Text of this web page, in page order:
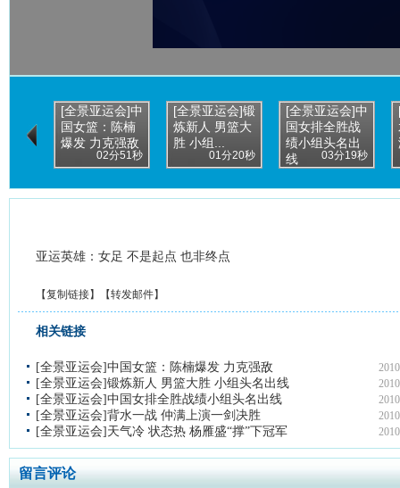
[全景亚运会]中
国女篮：陈楠
爆发 力克强敌
02分51秒
[全景亚运会]锻
炼新人 男篮大
胜 小组...
01分20秒
[全景亚运会]中
国女排全胜战
绩小组头名出
线
03分19秒
亚运英雄：女足 不是起点 也非终点
【复制链接】【转发邮件】
相关链接
[全景亚运会]中国女篮：陈楠爆发 力克强敌
[全景亚运会]锻炼新人 男篮大胜 小组头名出线
[全景亚运会]中国女排全胜战绩小组头名出线
[全景亚运会]背水一战 仲满上演一剑决胜
[全景亚运会]天气冷 状态热 杨雁盛“撑”下冠军
留言评论